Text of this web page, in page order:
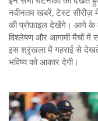
नवीनतम खबरें, टेस्ट सीरीज़
की प्रोफ़ाइल देखेंगे। आगे के
विश्लेषण और आगामी मैचों में
इस श्रृंखला में गहराई से
भविष्य को आकार देगी।